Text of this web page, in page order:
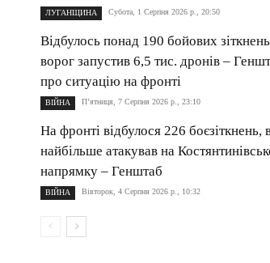
ЛУГАНЩИНА Субота, 1 Серпня 2026 р., 20:50
Відбулось понад 190 бойових
ворог запустив 6,5 тис. дронів –
про ситуацію на фронті
ВІЙНА П’ятниця, 7 Серпня 2026 р., 23:10
На фронті відбулося 226 боєзіткнень,
найбільше атакував на
напрямку – Генштаб
ВІЙНА Вівторок, 4 Серпня 2026 р., 10:32